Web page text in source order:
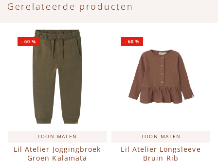
Gerelateerde producten
TOON MATEN
Lil Atelier Joggingbroek
Groen Kalamata
-60 %
TOON MATEN
Lil Atelier Longsleeve
Bruin Rib
-60 %